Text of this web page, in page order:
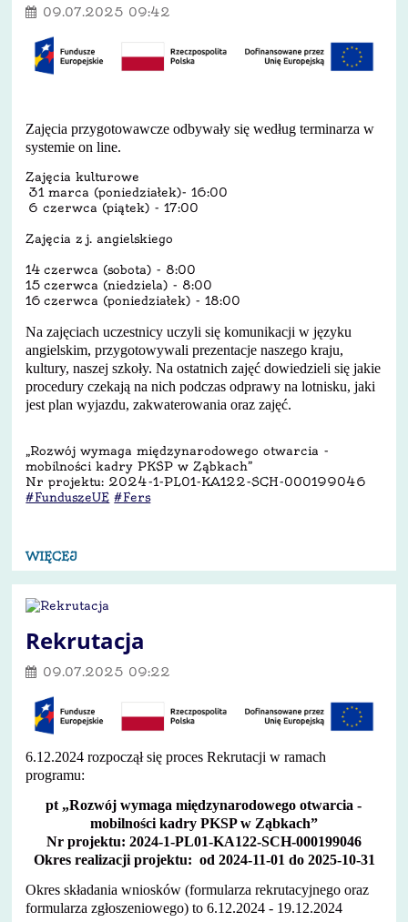
09.07.2025 09:42
Zajęcia przygotowawcze odbywały się według terminarza w
systemie on line.
Zajęcia kulturowe
31 marca (poniedziałek)- 16:00
6 czerwca (piątek) - 17:00
Zajęcia z j. angielskiego
14 czerwca (sobota) - 8:00
15 czerwca (niedziela) - 8:00
16 czerwca (poniedziałek) - 18:00
Na zajęciach uczestnicy uczyli się komunikacji w języku
angielskim, przygotowywali prezentacje naszego kraju,
kultury, naszej szkoły. Na ostatnich zajęć dowiedzieli się jakie
procedury czekają na nich podczas odprawy na lotnisku, jaki
jest plan wyjazdu, zakwaterowania oraz zajęć.
„Rozwój wymaga międzynarodowego otwarcia -
mobilności kadry PKSP w Ząbkach”
Nr projektu: 2024-1-PL01-KA122-SCH-000199046
#FunduszeUE #Fers
WIĘCEJ
Rekrutacja
09.07.2025 09:22
6.12.2024 rozpoczął się proces Rekrutacji w ramach
programu:
pt „Rozwój wymaga międzynarodowego otwarcia -
mobilności kadry PKSP w Ząbkach”
Nr projektu: 2024-1-PL01-KA122-SCH-000199046
Okres realizacji projektu: od 2024-11-01 do 2025-10-31
Okres składania wniosków (formularza rekrutacyjnego oraz
formularza zgłoszeniowego) to 6.12.2024 - 19.12.2024